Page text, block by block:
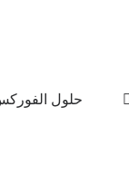
حلول